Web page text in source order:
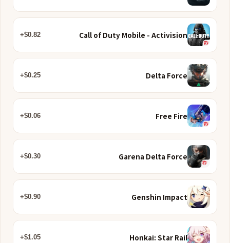
Call of Duty Mobile - Activision
$0.82+
Delta Force
$0.25+
Free Fire
$0.06+
Garena Delta Force
$0.30+
Genshin Impact
$0.90+
Honkai: Star Rail
$1.05+